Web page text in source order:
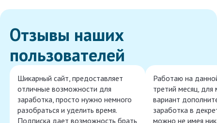
Отзывы наших
пользователей
Шикарный сайт, предоставляет
отличные возможности для
заработка, просто нужно немного
разобраться и уделить время.
Подписка дает возможность брать
Работаю на
третий месяц, для
вариант
заработка в
можно не имея